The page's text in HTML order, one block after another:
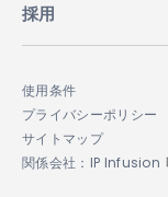
採用
使用条件
プライバシーポリシー
サイトマップ
関係会社：IP Infusion